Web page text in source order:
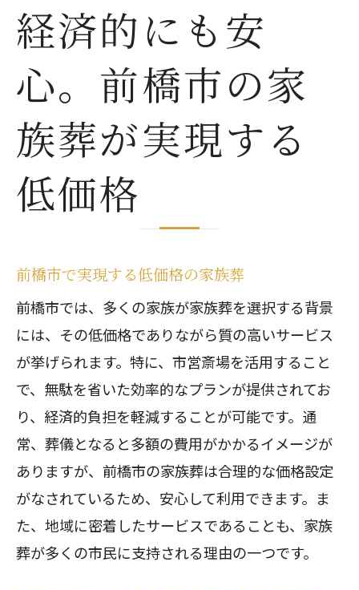
経済的にも安
心。前橋市の家
族葬が実現する
低価格
前橋市で実現する低価格の家族葬
前橋市では、多くの家族が家族葬を選択する背景
には、その低価格でありながら質の高いサービス
が挙げられます。特に、市営斎場を活用すること
で、無駄を省いた効率的なプランが提供されてお
り、経済的負担を軽減することが可能です。通
常、葬儀となると多額の費用がかかるイメージが
ありますが、前橋市の家族葬は合理的な価格設定
がなされているため、安心して利用できます。ま
た、地域に密着したサービスであることも、家族
葬が多くの市民に支持される理由の一つです。